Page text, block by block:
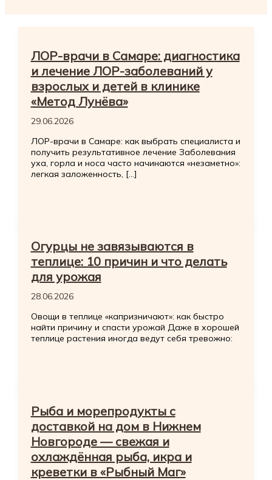
ЛОР-врачи в Самаре: диагностика
и лечение ЛОР-заболеваний у
взрослых и детей в клинике
«Метод Лунёва»
29.06.2026
ЛОР-врачи в Самаре: как выбрать специалиста и
получить результативное лечение Заболевания
уха, горла и носа часто начинаются «незаметно»:
легкая заложенность, […]
Огурцы не завязываются в
теплице: 10 причин и что делать
для урожая
28.06.2026
Овощи в теплице «капризничают»: как быстро
найти причину и спасти урожай Даже в хорошей
теплице растения иногда ведут себя тревожно:
Рыба и морепродукты с
доставкой на дом в Нижнем
Новгороде — свежая и
охлаждённая рыба, икра и
креветки в «Рыбный Маг»